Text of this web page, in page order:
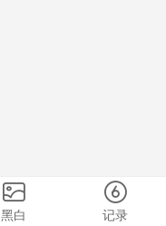
黑白 记录